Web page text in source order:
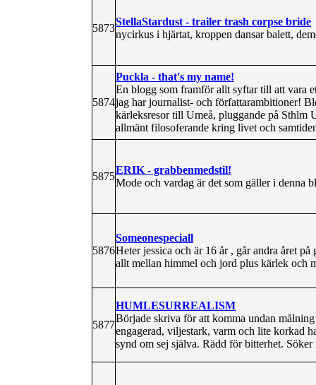
5873
StellaStardust - trailer trash corpse bride
nycirkus i hjärtat, kroppen dansar balett,
5874
Puckla - that's my name!
En blogg som framför allt syftar till att vara
jag har journalist- och författarambitioner!
kärleksresor till Umeå, pluggande på Sthlm
allmänt filosoferande kring livet och
5875
ERIK - grabbenmedstil!
Mode och vardag är det som gäller i denna
5876
Someonespeciall
Heter jessica och är 16 år , går andra året
allt mellan himmel och jord plus kärlek och
5877
HUMLESURREALISM
Började skriva för att komma undan
engagerad, viljestark, varm och lite korkad
synd om sej själva. Rädd för bitterhet.